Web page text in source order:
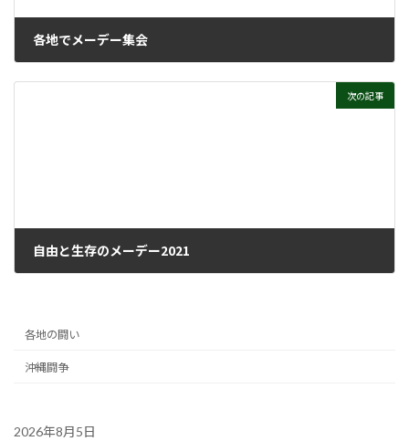
各地でメーデー集会
次の記事
自由と生存のメーデー2021
各地の闘い
沖縄闘争
2026年8月5日